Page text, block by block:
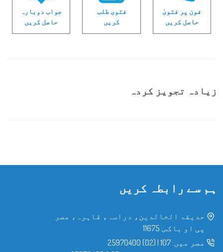
فون پر فتویٰ
حاصل کریں
فتوی طلب
کریں
جواب دوبارہ
حاصل کریں
زیادہ تجویز کردہ
ہم سے رابطہ کریں
حدیقۃ الخالدین، دراسہ، قاہرہ، مصر
پی او باکس: 11675
مصر میں: 107
|
(02) 25970400